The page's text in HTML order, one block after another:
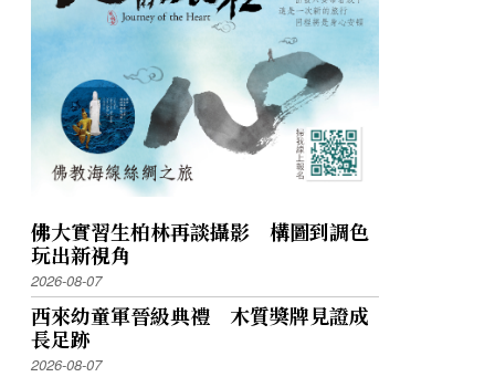
佛大實習生柏林再談攝影 構圖到調色
玩出新視角
2026-08-07
西來幼童軍晉級典禮 木質獎牌見證成
長足跡
2026-08-07